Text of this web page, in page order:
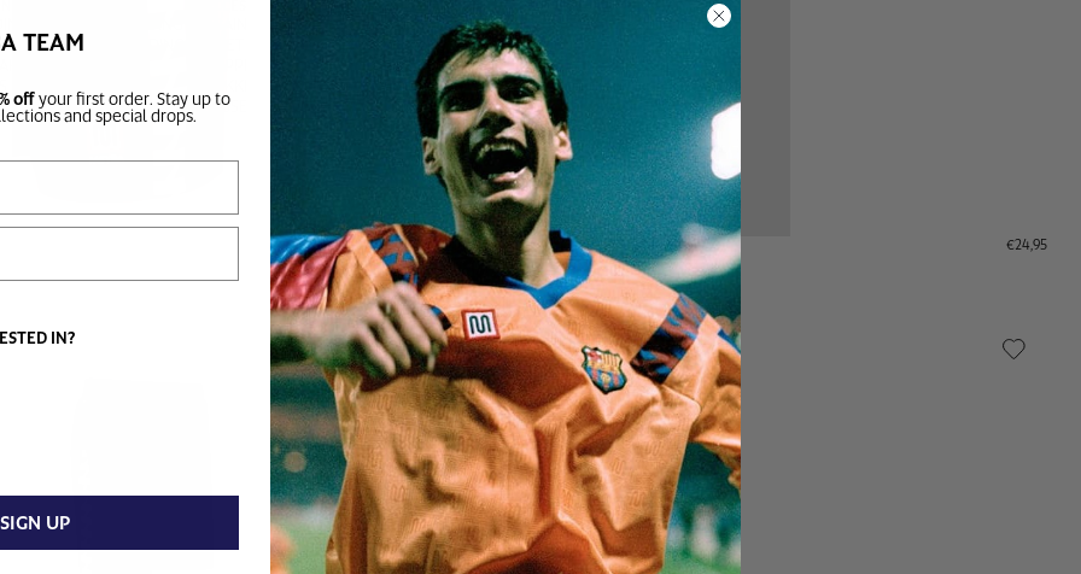
ONDERKLEDING
TASSEN
€24,95
TEAM
offyour first order. Stay up to
and special drops.
IN?
SIGN UP